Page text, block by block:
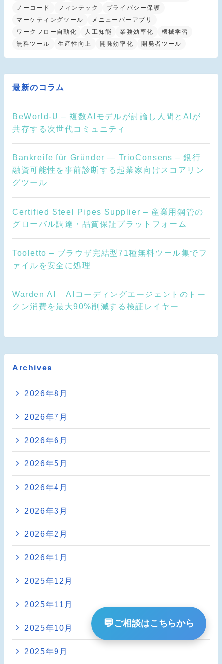
ノーコード
フィンテック
プライバシー保護
マーケティングツール
メニューバーアプリ
ワークフロー自動化
人工知能 業務効率化
機械学習
無料ツール
生産性向上 開発効率化 開発者ツール
最新のコラム
BeWorld-U – 複数AIモデルが討論し人間とAIが
共存する次世代コミュニティ
Bankreife für Gründer — TrioConsens – 銀行
融資可能性を事前診断する起業家向けスコアリン
グツール
Certified Steel Pipes Supplier – 産業用鋼管の
グローバル調達・品質保証プラットフォーム
Tooletto – ブラウザ完結型71種無料ツール集でフ
ァイルを安全に処理
Warden AI – AIコーディングエージェントのトー
クン消費を最大90%削減する検証レイヤー
Archives
2026年8月
2026年7月
2026年6月
2026年5月
2026年4月
2026年3月
2026年2月
2026年1月
2025年12月
2025年11月
2025年10月
2025年9月
💬ご相談はこちらから